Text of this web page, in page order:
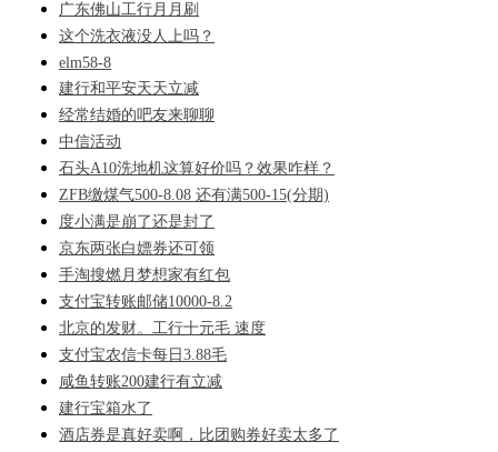
广东佛山工行月月刷
这个洗衣液没人上吗？
elm58-8
建行和平安天天立减
经常结婚的吧友来聊聊
中信活动
石头A10洗地机这算好价吗？效果咋样？
ZFB缴煤气500-8.08 还有满500-15(分期)
度小满是崩了还是封了
京东两张白嫖券还可领
手淘搜燃月梦想家有红包
支付宝转账邮储10000-8.2
北京的发财。工行十元毛 速度
支付宝农信卡每日3.88毛
咸鱼转账200建行有立减
建行宝箱水了
酒店券是真好卖啊，比团购券好卖太多了